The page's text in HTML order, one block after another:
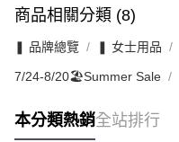
商品相關分類 (8)
❚ 品牌總覽 ❚ 女士用品
7/24-8/20🏖️Summer Sale
本分類熱銷全站排行